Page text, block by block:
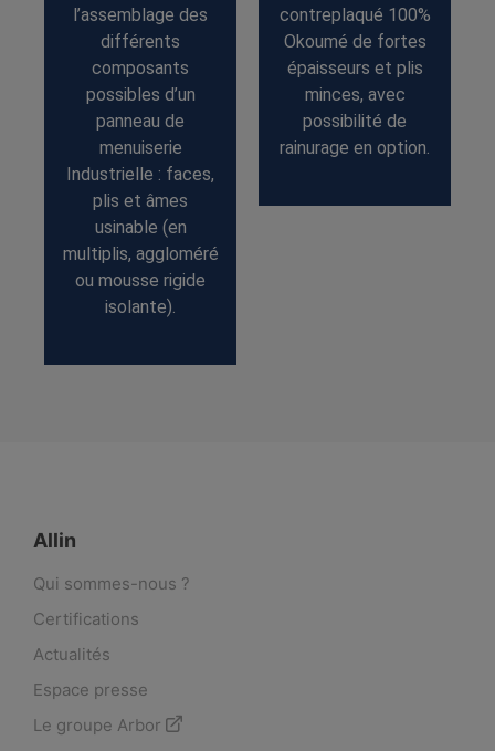
l’assemblage des
différents
composants
possibles d’un
panneau de
menuiserie
Industrielle : faces,
plis et âmes
usinable (en
multiplis, aggloméré
ou mousse rigide
isolante).
contreplaqué 100%
Okoumé de fortes
épaisseurs et plis
minces, avec
possibilité de
rainurage en option.
Allin
Qui sommes-nous ?
Certifications
Actualités
Espace presse
Le groupe Arbor